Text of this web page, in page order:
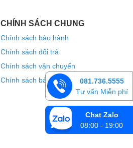
CHÍNH SÁCH CHUNG
Chính sách bảo hành
Chính sách đổi trả
Chính sách vận chuyển
Chính sách bảo mật thông tin081.736.5555
Tư vấn Miễn phí
Chat Zalo
08:00 - 19:00